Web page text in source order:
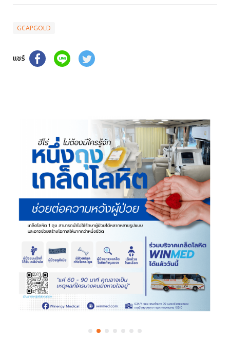
GCAPGOLD
แชร์